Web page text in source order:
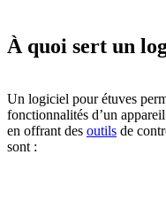
À quoi sert un
Un logiciel pour étuves
fonctionnalités d’un
en offrant des outils de
sont :